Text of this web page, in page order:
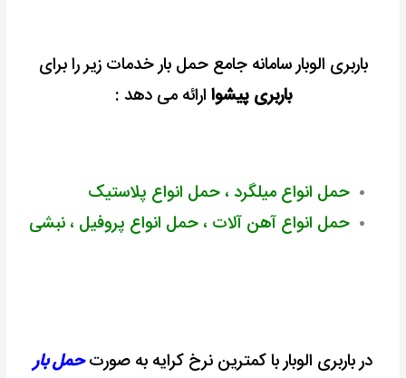
باربری الوبار سامانه جامع حمل بار خدمات زیر را برای
باربری پیشوا ارائه می دهد :
حمل انواع میلگرد ، حمل انواع پلاستیک
حمل انواع آهن آلات ، حمل انواع پروفیل ، نبشی
در باربری الوبار با کمترین نرخ کرایه به صورت حمل بار